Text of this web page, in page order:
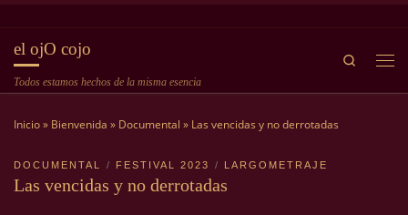
el ojO cojo
Todos estamos hechos de la misma esencia
Search
Inicio» Bienvenida » Documental » Las vencidas y no derrotadas
DOCUMENTAL FESTIVAL 2023 LARGOMETRAJE
Las vencidas y no derrotadas